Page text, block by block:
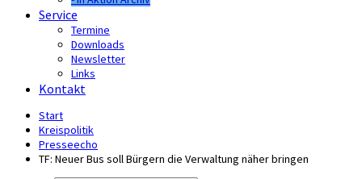
Service
Termine
Downloads
Newsletter
Links
Kontakt
Start
Kreispolitik
Presseecho
TF: Neuer Bus soll Bürgern die Verwaltung näher bringen